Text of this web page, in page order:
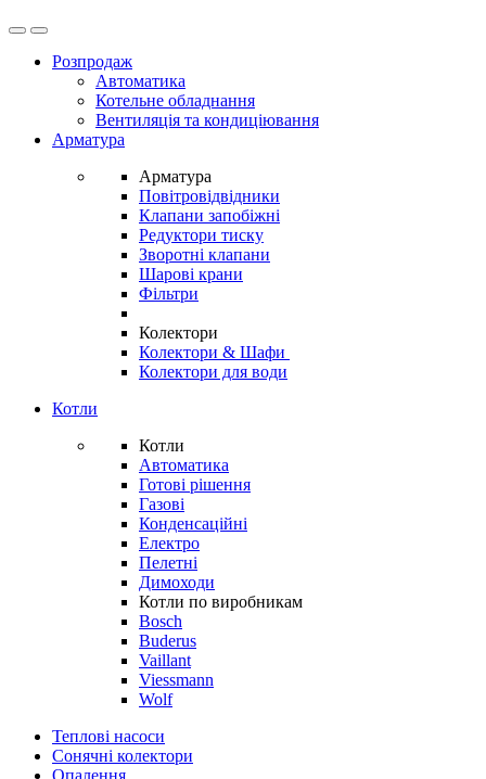
OpenClose
Розпродаж
Автоматика
Котельне обладнання
Вентиляція та кондиціювання
Арматура
Арматура
Повітровідвідники
Клапани запобіжні
Редуктори тиску
Зворотні клапани
Шарові крани
Фільтри
Колектори
Колектори & Шафи
Колектори для води
Котли
Котли
Автоматика
Готові рішення
Газові
Конденсаційні
Електро
Пелетні
Димоходи
Котли по виробникам
Bosch
Buderus
Vaillant
Viessmann
Wolf
Теплові насоси
Сонячні колектори
Опалення